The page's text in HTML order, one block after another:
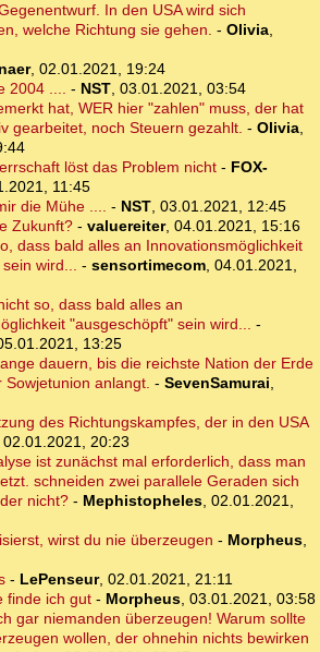
In den USA wird sich
welche Richtung sie gehen. - Olivia,
, 02.01.2021, 19:24
2004 .... - NST, 03.01.2021, 03:54
hat, WER hier "zahlen" muss, der hat
gearbeitet, noch Steuern gezahlt. - Olivia,
löst das Problem nicht- FOX-
11:45
die Mühe .... - NST, 03.01.2021, 12:45
Zukunft?- valuereiter, 04.01.2021, 15:16
dass bald alles an Innovationsmöglichkeit
wird... - sensortimecom, 04.01.2021,
so, dass bald alles an
"ausgeschöpft" sein wird... -
13:25
dauern, bis die reichste Nation der Erde
anlangt. - SevenSamurai,
des Richtungskampfes, der in den USA
02.01.2021, 20:23
ist zunächst mal erforderlich, dass man
schneiden zwei parallele Geraden sich
nicht? - Mephistopheles, 02.01.2021,
wirst du nie überzeugen - Morpheus,
- LePenseur, 02.01.2021, 21:11
finde ich gut- Morpheus, 03.01.2021, 03:58
gar niemanden überzeugen! Warum sollte
wollen, der ohnehin nichts bewirken